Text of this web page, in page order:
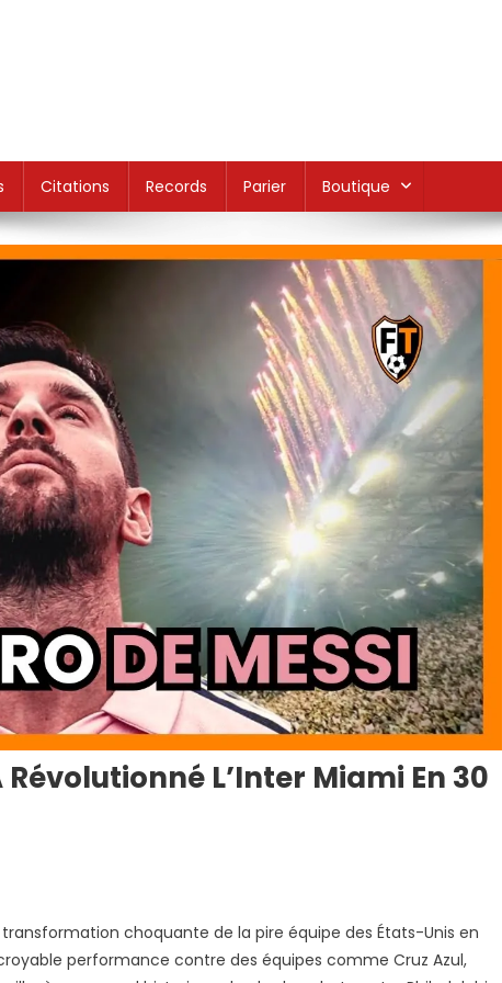
Citations Records Parier Boutique
L’Inter Miami En 30
choquante de la pire équipe des États-Unis en
performance contre des équipes comme Cruz Azul,